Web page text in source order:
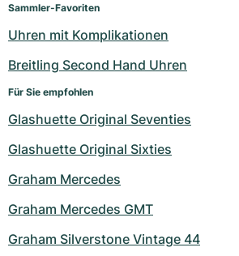
Sammler-Favoriten
Uhren mit Komplikationen
Breitling Second Hand Uhren
Für Sie empfohlen
Glashuette Original Seventies
Glashuette Original Sixties
Graham Mercedes
Graham Mercedes GMT
Graham Silverstone Vintage 44